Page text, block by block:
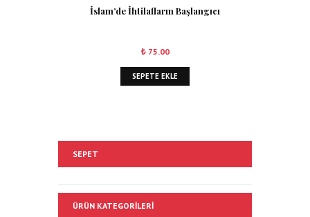
İslam’de İhtilafların Başlangıcı
₺75.00
SEPETE EKLE
SEPET
ÜRÜN KATEGORILERI